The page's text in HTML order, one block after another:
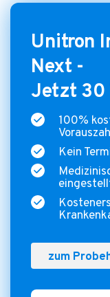
Unitron
Next -
Jetzt 30
100%
Kein
zum